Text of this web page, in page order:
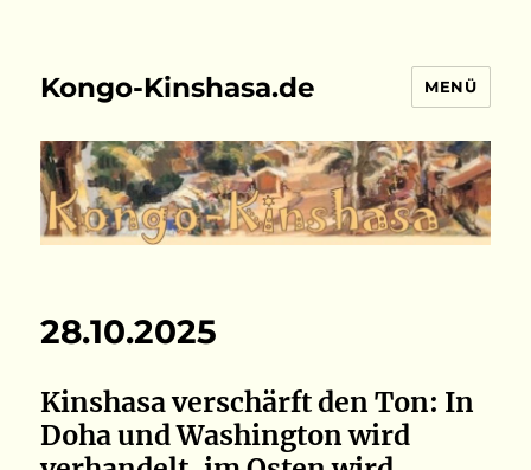
Kongo-Kinshasa.de MENÜ
28.10.2025
Kinshasa verschärft den Ton: In
Doha und Washington wird